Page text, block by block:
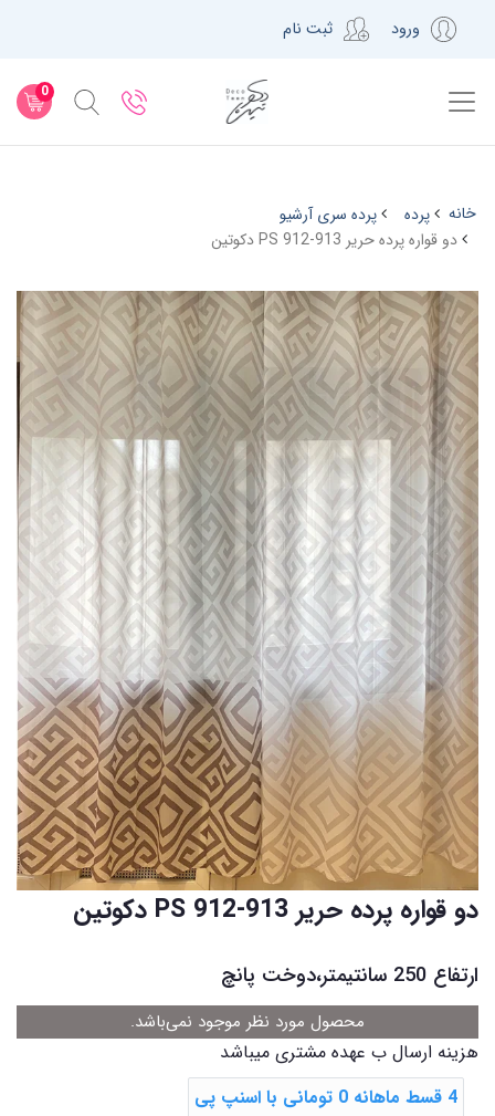
ورود ثبت نام
0
خانه پرده
پرده سری آرشیو
دو قواره پرده حریر PS 912-913 دکوتین
دو قواره پرده حریر PS 912-913 دکوتین
ارتفاع 250 سانتیمتر،دوخت پانچ
محصول مورد نظر موجود نمی‌باشد.
هزینه ارسال ب عهده مشتری میباشد
4 قسط ماهانه 0 تومانی با اسنپ ‌پی